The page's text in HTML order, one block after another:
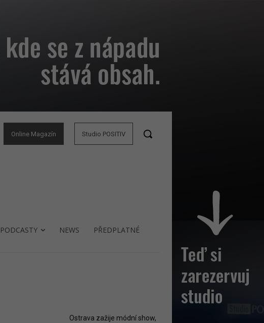
Online Magazín Studio POSITIV
PODCASTY NEWS PŘEDPLATNÉ
Ostrava zažije módní show,